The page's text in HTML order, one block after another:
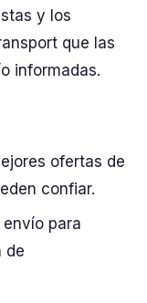
y los
que las
informadas.
ofertas de
confiar.
para
de